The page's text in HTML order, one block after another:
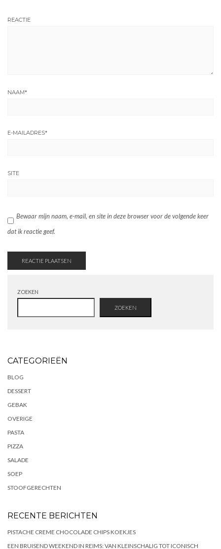
REACTIE
NAAM*
E-MAILADRES*
SITE
Bewaar mijn naam, e-mail, en site in deze browser voor de volgende keer
dat ik reactie geef.
ZOEKEN
ZOEKEN
CATEGORIEËN
BLOG
DESSERT
GEBAK
OVERIGE
PASTA
PIZZA
SALADE
SOEP
STOOFGERECHTEN
RECENTE BERICHTEN
PISTACHE CREME CHOCOLADE CHIPS KOEKJES
EEN BRUISEND WEEKEND IN REIMS: VAN KLEINSCHALIG TOT ICONISCH